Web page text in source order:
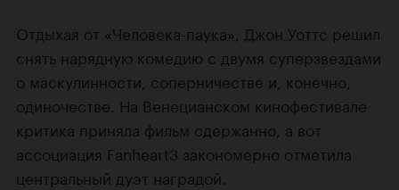
Отдыхая от «Человека-паука», Джон Уоттс решил
снять нарядную комедию с двумя суперзвездами
о маскулинности, соперничестве и, конечно,
одиночестве. На Венецианском кинофестивале
критика приняла фильм сдержанно, а вот
ассоциация Fanheart3 закономерно отметила
центральный дуэт наградой.